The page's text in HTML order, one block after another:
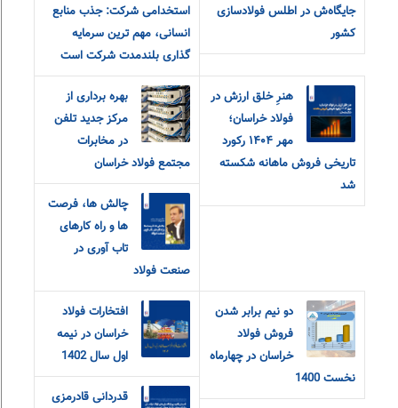
جایگاه‌ش در اطلس فولادسازی
کشور
استخدامی شرکت: جذب منابع
انسانی، مهم ترین سرمایه
گذاری بلندمدت شرکت است
هنرِ خلق ارزش در
فولاد خراسان؛
مهر ۱۴۰۴ رکورد
تاریخی فروش ماهانه شکسته
شد
بهره برداری از
مرکز جدید تلفن
در مخابرات
مجتمع فولاد خراسان
چالش ها، فرصت
ها و راه کارهای
تاب آوری در
صنعت فولاد
دو نیم برابر شدن
فروش فولاد
خراسان در چهارماه
نخست 1400
افتخارات فولاد
خراسان در نیمه
اول سال 1402
قدردانی قادرمزی